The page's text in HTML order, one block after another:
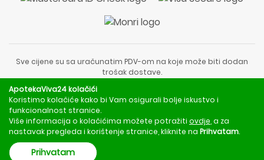
Sve cijene su sa uračunatim PDV-om na koje može biti dodan
trošak dostave.
liječnički pregled ili savjet farmaceuta.
Za obavijesti o mjerama opreza, rizicima i nuspojavama
obratite se svom liječniku ili farmaceutu.
Copyright © 2020 - 2026 | ApotekaViva24 | Sva prava zadržava
ApotekaViva24 kolačići
Koristimo kolačiće kako bi Vam osigurali bolje iskustvo i
funkcionalnost stranice.
Više informacija o kolačićima možete potražiti ovdje , a za
nastavak pregleda i korištenje stranice, kliknite na Prihvatam.
Prihvatam